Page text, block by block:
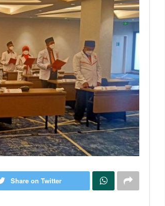
Share on Twitter